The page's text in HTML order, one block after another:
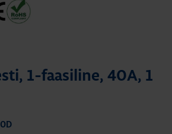
1-faasiline, 40A, 1